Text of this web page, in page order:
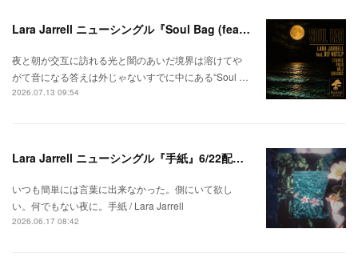
Lara Jarrell ニューシングル『Soul Bag (feat. Def Nuts.p)』配信スタート！
夜と朝が交互に訪れる光と闇のあいだ境界は溶けてや
がて音になる答えは外じゃないすでに中にある“Soul …
2026.07.13 09:54
Lara Jarrell ニューシングル『手紙』6/22配信スタート！
いつも簡単には言葉に出来なかった。側にいて欲し
い。何でもない夜に。手紙 / Lara Jarrell
2026.06.17 08:42